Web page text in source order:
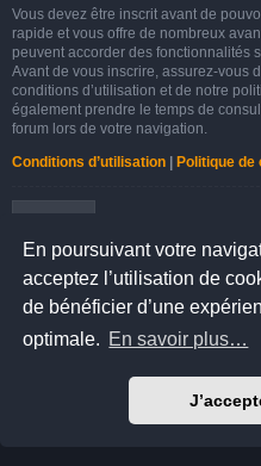
En poursuivant votre
acceptez l’utilisation de
de bénéficier d’une
optimale. En savoir plus…
Vous devez être inscrit avant de
rapide et vous offre de nombreux
peuvent accorder des fonctionnalités
Avant de vous inscrire, assurez-vous
conditions d’utilisation et de notre
également prendre le temps de
forum lors de votre navigation.
Conditions d’utilisation | Politique de
Nuage Portail Accueil du
Développé parphpBB®